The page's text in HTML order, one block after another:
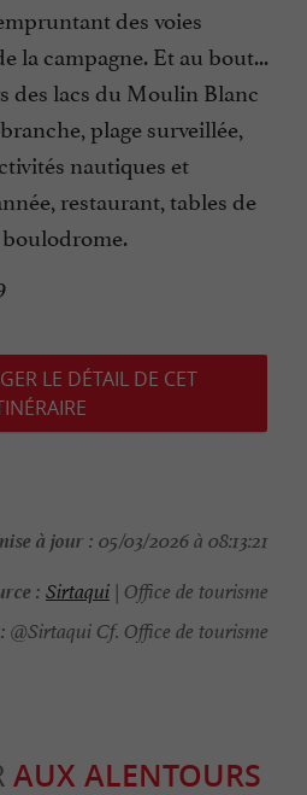
des voies
la campagne. Et au bout...
des lacs du Moulin Blanc
plage surveillée,
nautiques et
restaurant, tables de
LE DÉTAIL DE CET
à jour : 05/03/2026 à 08:13:21
: Sirtaqui | Office de tourisme
@Sirtaqui Cf. Office de tourisme
AUX ALENTOURS